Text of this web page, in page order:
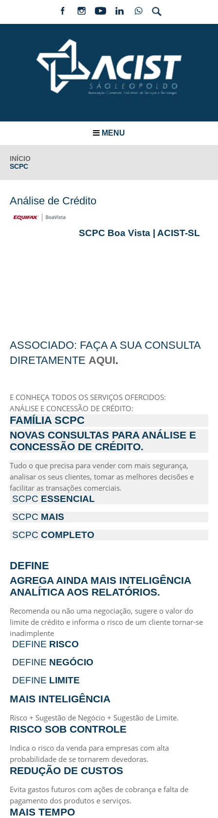
MENU
INÍCIO
SCPC
Análise de Crédito
SCPC Boa Vista | ACIST-SL
ASSOCIADO: FAÇA A SUA CONSULTA
DIRETAMENTE AQUI.
E CONHEÇA TODOS OS SERVIÇOS OFERCIDOS:
ANÁLISE E CONCESSÃO DE CRÉDITO:
FAMÍLIA SCPC
NOVAS CONSULTAS PARA ANÁLISE E
CONCESSÃO DE CRÉDITO.
Tudo o que precisa para vender com mais segurança,
analisar os seus clientes, tomar as melhores decisões e
facilitar as transações comerciais.
SCPC ESSENCIAL
SCPC MAIS
SCPC COMPLETO
DEFINE
AGREGA AINDA MAIS INTELIGÊNCIA
ANALÍTICA AOS RELATÓRIOS.
Recomenda ou não uma negociação, sugere o valor do
limite de crédito e informa o risco de um cliente tornar-se
inadimplente
DEFINE RISCO
DEFINE NEGÓCIO
DEFINE LIMITE
MAIS INTELIGÊNCIA
Risco + Sugestão de Negócio + Sugestão de Limite.
RISCO SOB CONTROLE
Indica o risco da venda para empresas com alta
probabilidade de se tornarem devedoras.
REDUÇÃO DE CUSTOS
Evita gastos futuros com ações de cobrança e falta de
pagamento dos produtos e serviços.
MAIS TEMPO